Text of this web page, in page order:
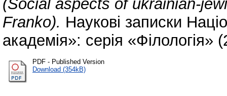
(Social aspects of ukrainian-
Franko). Наукові записки
академія»: серія
PDF - Published Version
Download (354kB)